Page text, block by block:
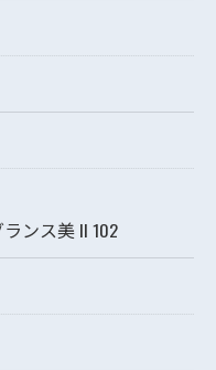
ンス美 II 102